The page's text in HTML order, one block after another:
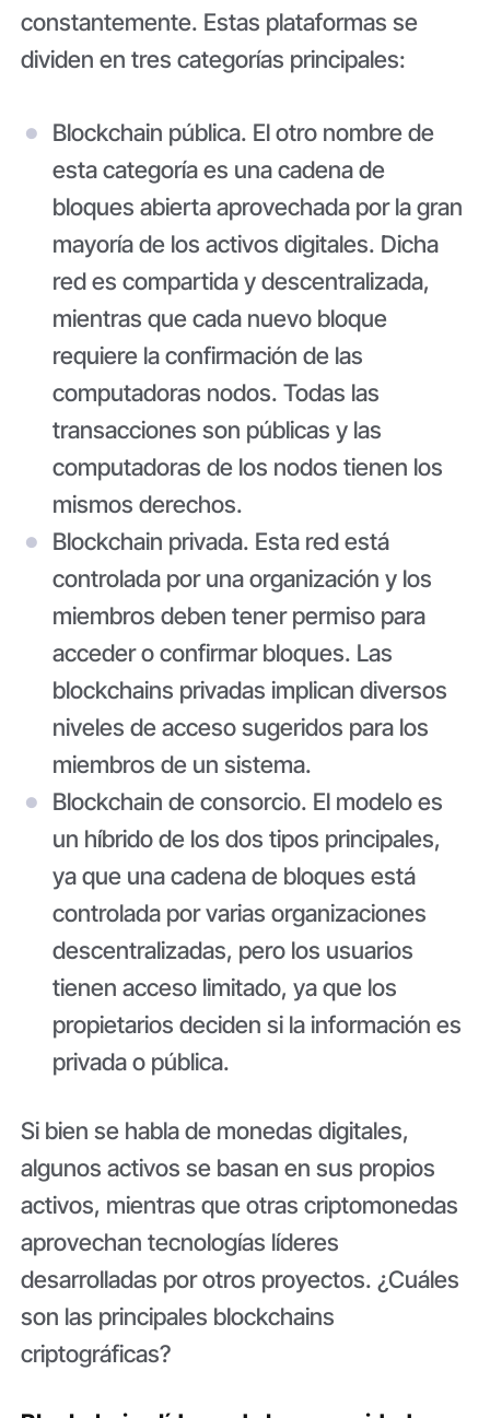
constantemente. Estas plataformas se
dividen en tres categorías principales:
Blockchain pública. El otro nombre de
esta categoría es una cadena de
bloques abierta aprovechada por la gran
mayoría de los activos digitales. Dicha
red es compartida y descentralizada,
mientras que cada nuevo bloque
requiere la confirmación de las
computadoras nodos. Todas las
transacciones son públicas y las
computadoras de los nodos tienen los
mismos derechos.
Blockchain privada. Esta red está
controlada por una organización y los
miembros deben tener permiso para
acceder o confirmar bloques. Las
blockchains privadas implican diversos
niveles de acceso sugeridos para los
miembros de un sistema.
Blockchain de consorcio. El modelo es
un híbrido de los dos tipos principales,
ya que una cadena de bloques está
controlada por varias organizaciones
descentralizadas, pero los usuarios
tienen acceso limitado, ya que los
propietarios deciden si la información es
privada o pública.
Si bien se habla de monedas digitales,
algunos activos se basan en sus propios
activos, mientras que otras criptomonedas
aprovechan tecnologías líderes
desarrolladas por otros proyectos. ¿Cuáles
son las principales blockchains
criptográficas?